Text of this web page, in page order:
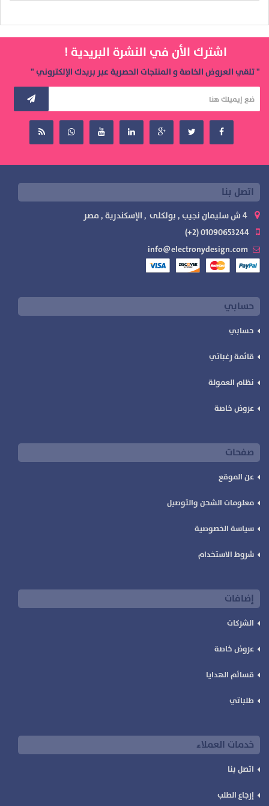
اشترك الأن في النشرة البريدية !
" تلقي العروض الخاصة و المنتجات الحصرية عبر بريدك الإلكتروني "
اتصل بنا
info@electronydesign.com
حسابي
حسابي
قائمة رغباتي
نظام العمولة
عروض خاصة
صفحات
عن الموقع
معلومات الشحن والتوصيل
سياسة الخصوصية
شروط الاستخدام
إضافات
الشركات
عروض خاصة
قسائم الهدايا
طلباتي
خدمات العملاء
اتصل بنا
إرجاع الطلب